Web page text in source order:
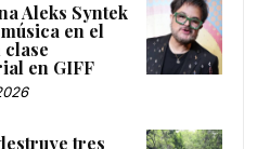
Aleks Syntek
en el
clase
en GIFF
tres